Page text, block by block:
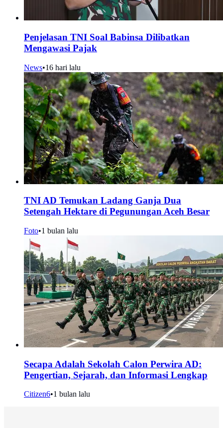
Penjelasan TNI Soal Babinsa Dilibatkan
Mengawasi Pajak
News•16 hari lalu
TNI AD Temukan Ladang Ganja Dua
Setengah Hektare di Pegunungan Aceh Besar
Foto•1 bulan lalu
Secapa Adalah Sekolah Calon Perwira AD:
Pengertian, Sejarah, dan Informasi Lengkap
Citizen6•1 bulan lalu